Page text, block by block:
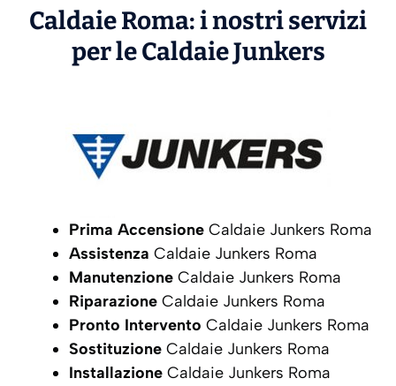
Caldaie Roma: i nostri servizi
per le CaldaieJunkers
Prima Accensione Caldaie Junkers Roma
Assistenza Caldaie Junkers Roma
Manutenzione Caldaie Junkers Roma
Riparazione Caldaie Junkers Roma
Pronto Intervento Caldaie Junkers Roma
Sostituzione Caldaie Junkers Roma
Installazione Caldaie Junkers Roma